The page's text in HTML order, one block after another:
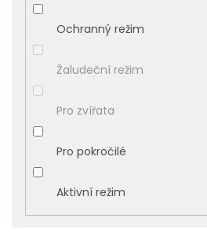
Ochranný režim
Žaludeční režim
Pro zvířata
Pro pokročilé
Aktivní režim